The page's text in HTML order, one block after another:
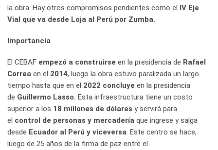
la obra. Hay otros compromisos pendientes como el IV Eje
Vial que va desde Loja al Perú por Zumba.
Importancia
El CEBAF empezó a construirse en la presidencia de Rafael
Correa en el 2014, luego la obra estuvo paralizada un largo
tiempo hasta que en el 2022 concluye en la presidencia
de Guillermo Lasso. Esta infraestructura tiene un costo
superior a los 18 millones de dólares y servirá para
el control de personas y mercadería que ingrese y salga
desde Ecuador al Perú y viceversa . Este centro se hace,
luego de 25 años de la firma de paz entre el